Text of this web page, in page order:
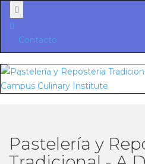
Menu
Contacto
Pastelería y